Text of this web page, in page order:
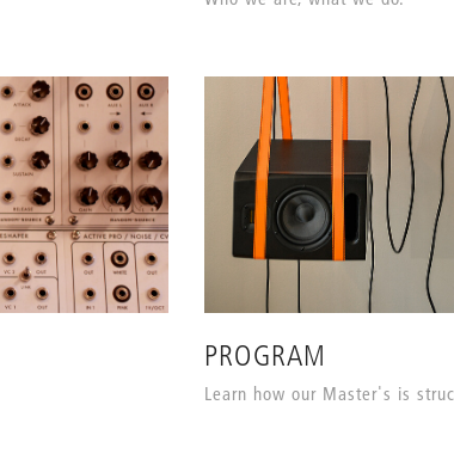
PROGRAM
Learn how our Master's is